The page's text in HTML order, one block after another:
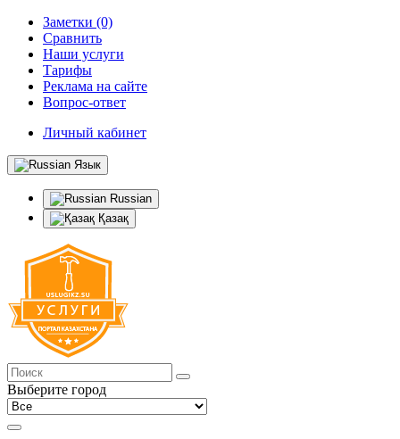
Заметки (0)
Сравнить
Наши услуги
Тарифы
Реклама на сайте
Вопрос-ответ
Личный кабинет
Язык
Russian
Қазақ
Выберите город